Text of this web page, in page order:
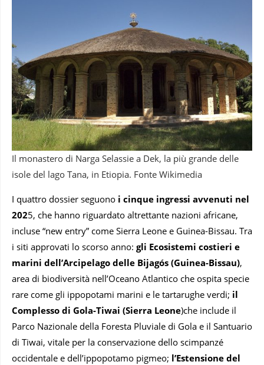
Il monastero di Narga Selassie a Dek, la più grande delle
isole del lago Tana, in Etiopia. Fonte Wikimedia
I quattro dossier seguono i cinque ingressi avvenuti nel
2025, che hanno riguardato altrettante nazioni africane,
incluse “new entry” come Sierra Leone e Guinea-Bissau. Tra
i siti approvati lo scorso anno: gli Ecosistemi costieri e
marini dell’Arcipelago delle Bijagós (Guinea-Bissau),
area di biodiversità nell’Oceano Atlantico che ospita specie
rare come gli ippopotami marini e le tartarughe verdi; il
Complesso di Gola-Tiwai (Sierra Leone)che include il
Parco Nazionale della Foresta Pluviale di Gola e il Santuario
di Tiwai, vitale per la conservazione dello scimpanzé
occidentale e dell’ippopotamo pigmeo; l’Estensione del